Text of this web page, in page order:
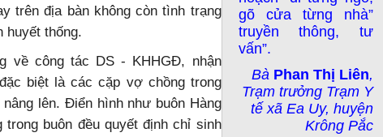
gõ cửa từng nhà”
truyền thông, tư
vấn”.
Bà Phan Thị Liên,
Trạm trưởng Trạm Y
tế xã Ea Uy, huyện
Krông Pắc
trên địa bàn không còn tình trạng
huyết thống.
về công tác DS - KHHGĐ, nhận
biệt là các cặp vợ chồng trong
lên. Điển hình như buôn Hàng
trong buôn đều quyết định chỉ sinh